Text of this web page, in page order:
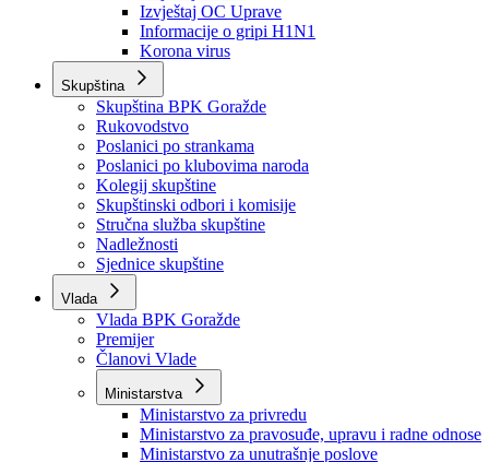
Obavještenja Vlade
Izvještajno prognozna služba Ministarstva privrede
Izvještaj o radu
Izvještaj OC Uprave
Informacije o gripi H1N1
Korona virus
Skupština
Skupština BPK Goražde
Rukovodstvo
Poslanici po strankama
Poslanici po klubovima naroda
Kolegij skupštine
Skupštinski odbori i komisije
Stručna služba skupštine
Nadležnosti
Sjednice skupštine
Vlada
Vlada BPK Goražde
Premijer
Članovi Vlade
Ministarstva